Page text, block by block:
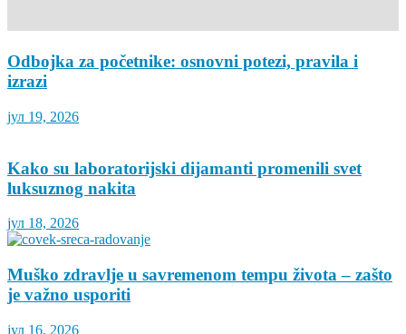
Odbojka za početnike: osnovni potezi, pravila i
izrazi
јул 19, 2026
Kako su laboratorijski dijamanti promenili svet
luksuznog nakita
јул 18, 2026
Muško zdravlje u savremenom tempu života – zašto
je važno usporiti
јул 16, 2026